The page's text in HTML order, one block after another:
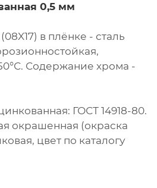
0,5 мм
в плёнке - сталь
Содержание хрома -
ГОСТ 14918-80.
окрашенная (окраска
цвет по каталогу